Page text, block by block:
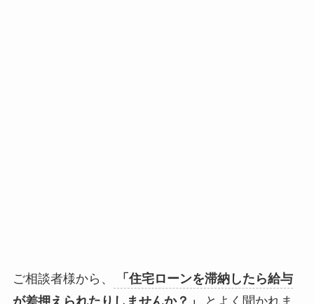
ご相談者様から、
「住宅ローンを滞納したら給与
が差押えられたりしませんか？」
とよく聞かれま